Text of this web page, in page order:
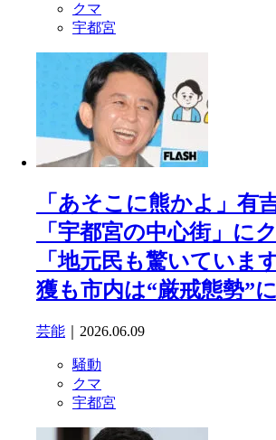
クマ
宇都宮
「あそこに熊かよ」有
「宇都宮の中心街」に
「地元民も驚いていま
獲も市内は“厳戒態勢”に
芸能 ｜2026.06.09
騒動
クマ
宇都宮